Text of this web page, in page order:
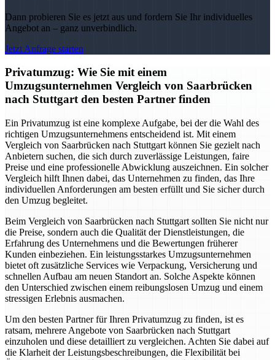
Dann probieren Sie es jetzt aus und fordern Sie Ihr individuelles
Angebot an – ganz unverbindlich.
Jetzt Anfrage starten
Privatumzug: Wie Sie mit einem
Umzugsunternehmen Vergleich von Saarbrücken
nach Stuttgart den besten Partner finden
Ein Privatumzug ist eine komplexe Aufgabe, bei der die Wahl des
richtigen Umzugsunternehmens entscheidend ist. Mit einem
Vergleich von Saarbrücken nach Stuttgart können Sie gezielt nach
Anbietern suchen, die sich durch zuverlässige Leistungen, faire
Preise und eine professionelle Abwicklung auszeichnen. Ein solcher
Vergleich hilft Ihnen dabei, das Unternehmen zu finden, das Ihre
individuellen Anforderungen am besten erfüllt und Sie sicher durch
den Umzug begleitet.
Beim Vergleich von Saarbrücken nach Stuttgart sollten Sie nicht nur
die Preise, sondern auch die Qualität der Dienstleistungen, die
Erfahrung des Unternehmens und die Bewertungen früherer
Kunden einbeziehen. Ein leistungsstarkes Umzugsunternehmen
bietet oft zusätzliche Services wie Verpackung, Versicherung und
schnellen Aufbau am neuen Standort an. Solche Aspekte können
den Unterschied zwischen einem reibungslosen Umzug und einem
stressigen Erlebnis ausmachen.
Um den besten Partner für Ihren Privatumzug zu finden, ist es
ratsam, mehrere Angebote von Saarbrücken nach Stuttgart
einzuholen und diese detailliert zu vergleichen. Achten Sie dabei auf
die Klarheit der Leistungsbeschreibungen, die Flexibilität bei